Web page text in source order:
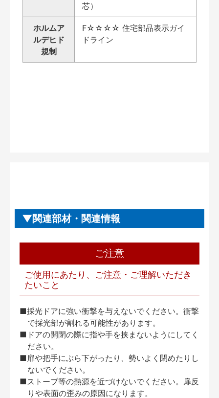
芯）
ホルムア
ルデヒド
規制
F☆☆☆☆ 住宅部品表示ガイ
ドライン
関連部材・関連情報
ご注意
ご使用にあたり、ご注意・ご理解いただき
たいこと
■採光ドアに強い衝撃を与えないでください。衝撃
で採光部が割れる可能性があります。
■ドアの開閉の際に指や手を挟まないようにしてく
ださい。
■扉や把手にぶら下がったり、勢いよく閉めたりし
ないでください。
■ストーブ等の熱源を近づけないでください。扉反
りや表面の歪みの原因になります。